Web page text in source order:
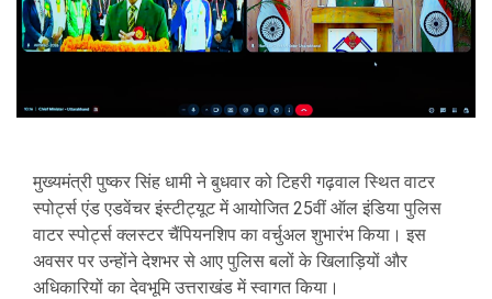
मुख्यमंत्री पुष्कर सिंह धामी ने बुधवार को टिहरी गढ़वाल स्थित वाटर
स्पोर्ट्स एंड एडवेंचर इंस्टीट्यूट में आयोजित25वीं ऑल इंडिया पुलिस
वाटर स्पोर्ट्स क्लस्टर चैंपियनशिप का वर्चुअल शुभारंभ किया। इस
अवसर पर उन्होंने देशभर से आए पुलिस बलों के खिलाड़ियों और
अधिकारियों का देवभूमि उत्तराखंड में स्वागत किया।